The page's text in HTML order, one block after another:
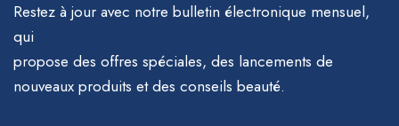
Restez à jour avec notre bulletin électronique mensuel,
qui
propose des offres spéciales, des lancements de
nouveaux produits et des conseils beauté.